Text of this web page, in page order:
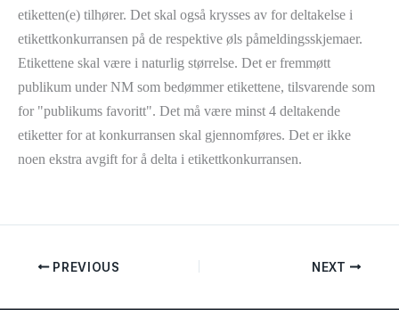
etiketten(e) tilhører. Det skal også krysses av for deltakelse i
etikettkonkurransen på de respektive øls påmeldingsskjemaer.
Etikettene skal være i naturlig størrelse. Det er fremmøtt
publikum under NM som bedømmer etikettene, tilsvarende som
for "publikums favoritt". Det må være minst 4 deltakende
etiketter for at konkurransen skal gjennomføres. Det er ikke
noen ekstra avgift for å delta i etikettkonkurransen.
PREVIOUS NEXT